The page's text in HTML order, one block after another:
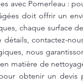
avec Pomerleau :
doit offrir un
chaque surface
contactez-
nous
matière de
obtenir un